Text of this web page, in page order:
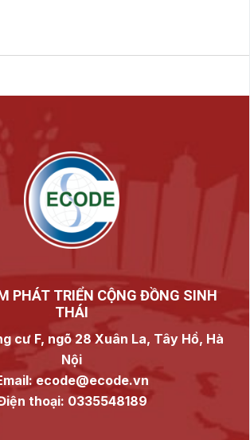
PHÁT TRIỂN CỘNG ĐỒNG SINH
THÁI
cư F, ngõ 28 Xuân La, Tây Hồ, Hà
Nội
ecode@ecode.vn
thoại: 0335548189